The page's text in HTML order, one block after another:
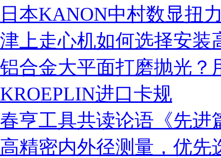
日本KANON中村数显扭
津上走心机如何选择安装
铝合金大平面打磨抛光？
KROEPLIN进口卡规
春亨工具共读论语《先进
高精密内外径测量，优先